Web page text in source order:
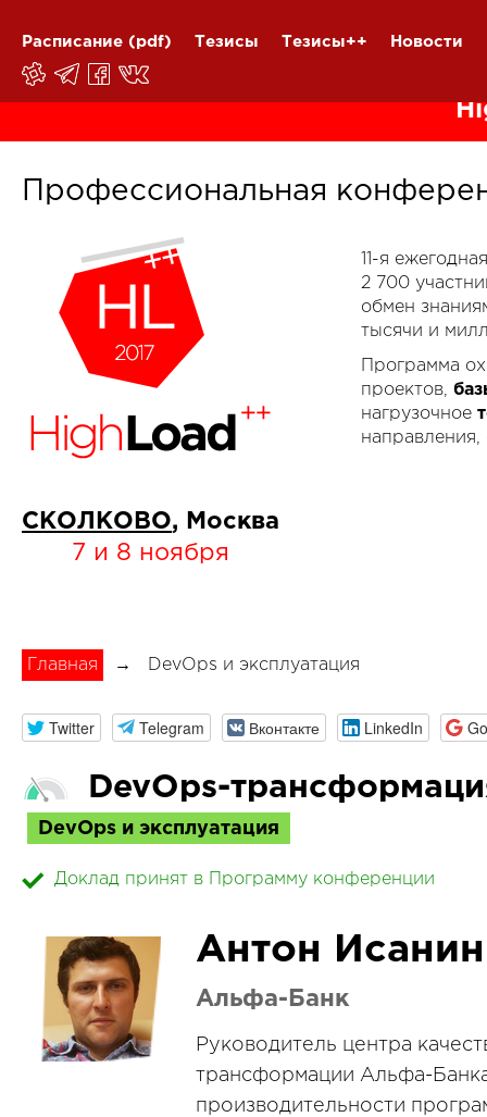
Расписание (pdf) Тезисы Тезисы++ Новости
Профессиональная
СКОЛКОВО, Москва
7 и 8 ноября
11-я
2 700
обмен
тысячи и
Программа
проектов,
нагрузочное
Главная → DevOps и эксплуатация
Twitter Telegram Вконтакте LinkedIn
DevOps-
DevOps и эксплуатация
Доклад принят в Программу конференции
Антон Исанин
Альфа-Банк
Руководитель центра
трансформации Альфа-
производительности